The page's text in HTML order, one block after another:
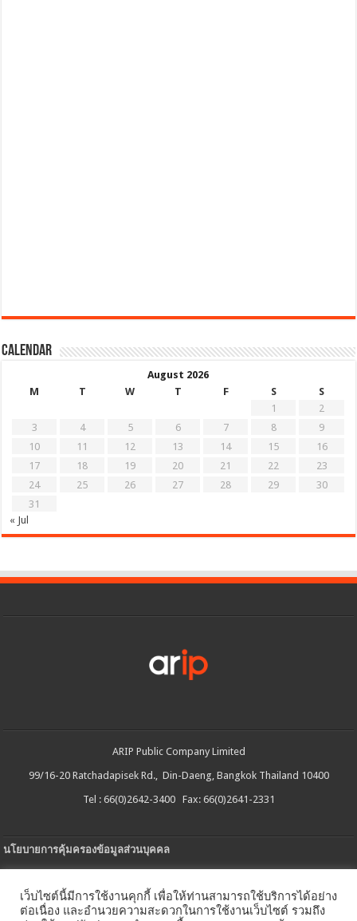
Calendar
August 2026
M
T W T F S
S
1
2
3
4 5 6 7 8
9
10
11 12 13 14 15
16
17
18 19 20 21 22
23
24
25 26 27 28 29
30
31
« Jul
ARIP Public Company Limited
99/16-20 Ratchadapisek Rd., Din-Daeng, Bangkok Thailand 10400
Tel : 66(0)2642-3400 Fax: 66(0)2641-2331
นโยบายการคุ้มครองข้อมูลส่วนบุคคล
นโยบายการใช้คกกี้
เว็บไซต์นี้มีการใช้งานคุกกี้ เพื่อให้ท่านสามารถใช้บริการได้อย่าง
ต่อเนื่อง และอำนวยความสะดวกในการใช้งานเว็บไซต์ รวมถึง